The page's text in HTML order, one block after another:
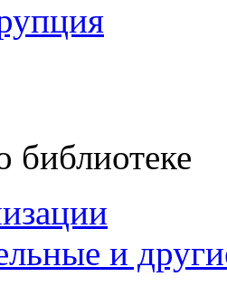
библиотеке
и